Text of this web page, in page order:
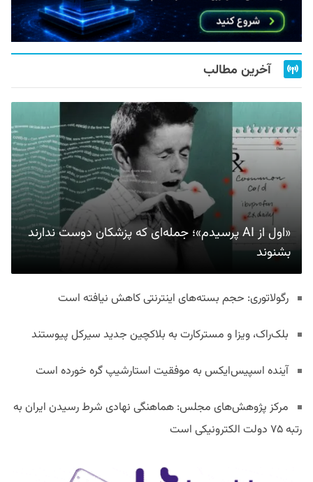
آخرین مطالب
«اول از AI پرسیدم»؛ جمله‌ای که پزشکان دوست ندارند
بشنوند
رگولاتوری: حجم بسته‌های اینترنتی کاهش نیافته است
بلک‌راک، ویزا و مسترکارت به بلاکچین جدید سیرکل پیوستند
آینده اسپیس‌ایکس به موفقیت استارشیپ گره خورده است
مرکز پژوهش‌های مجلس: هماهنگی نهادی شرط رسیدن ایران به
رتبه ۷۵ دولت الکترونیکی است